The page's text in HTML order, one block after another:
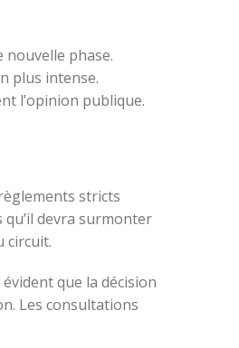
phase.
plus intense.
l’opinion publique.
stricts
devra surmonter
circuit.
que la décision
Les consultations